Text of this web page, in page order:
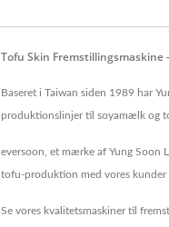
Tofu Skin Fremstillingsmaskine
Baseret i Taiwan siden 1989 har
produktionslinjer til soyamælk og
eversoon, et mærke af Yung Soon
tofu-produktion med vores
Se vores kvalitetsmaskiner til